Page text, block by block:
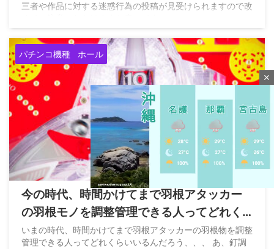
三者や作品に対する迷惑行為の投稿が見受けられますので改
ン (スマパチSAO)【公式】 (@SAO_KYORAKU) August 7,
2026
パチンコ機種 ホール
2026/8/8
今の時代、時間かけてまで羽根アタッカー
の羽根モノを調整管理できる人ってどれく
らいいるの？
いまの時代、時間かけてまで羽根アタッカーの羽根物を調整
管理できる人ってどれくらいいるんだろう、、、 あ、釘調
close
M
u
t